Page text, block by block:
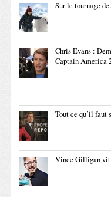
Sur le tournage
Chris Evans :
Captain America
Tout ce qu’il faut
Vince Gilligan vit